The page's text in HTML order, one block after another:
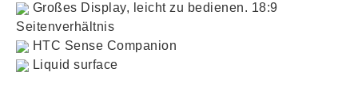
Großes Display, leicht zu bedienen. 18:9
Seitenverhältnis
HTC Sense Companion
Liquid surface